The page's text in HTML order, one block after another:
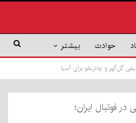
حوادث بیشتر
گل‌گهر و چادرملو برای آسیا
فوتبال ایران؛